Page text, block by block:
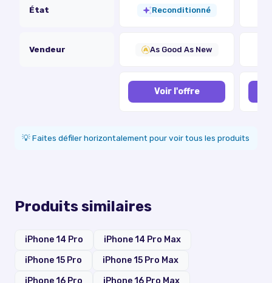
État Reconditionné
Vendeur As Good As New
Voir l'offre
💡 Faites défiler horizontalement pour voir tous les produits
Produits similaires
iPhone 14 Pro
iPhone 14 Pro Max
iPhone 15 Pro
iPhone 15 Pro Max
iPhone 16 Pro
iPhone 16 Pro Max